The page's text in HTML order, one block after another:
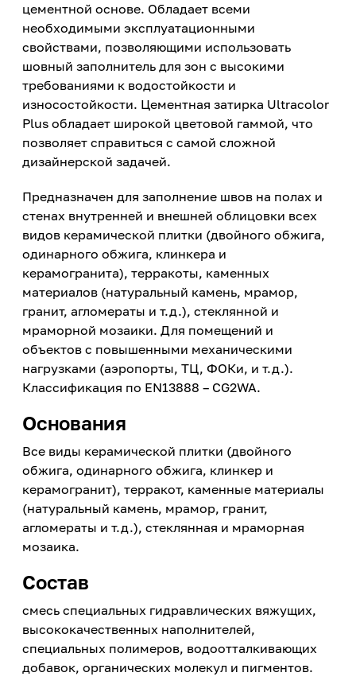
цементной основе. Обладает всеми
необходимыми эксплуатационными
свойствами, позволяющими использовать
шовный заполнитель для зон с высокими
требованиями к водостойкости и
износостойкости. Цементная затирка Ultracolor
Plus обладает широкой цветовой гаммой, что
позволяет справиться с самой сложной
дизайнерской задачей.
Предназначен для заполнение швов на полах и
стенах внутренней и внешней облицовки всех
видов керамической плитки (двойного обжига,
одинарного обжига, клинкера и
керамогранита), терракоты, каменных
материалов (натуральный камень, мрамор,
гранит, агломераты и т.д.), стеклянной и
мраморной мозаики. Для помещений и
объектов с повышенными механическими
нагрузками (аэропорты, ТЦ, ФОКи, и т.д.).
Классификация по EN13888 – СG2WA.
Основания
Все виды керамической плитки (двойного
обжига, одинарного обжига, клинкер и
керамогранит), терракот, каменные материалы
(натуральный камень, мрамор, гранит,
агломераты и т.д.), стеклянная и мраморная
мозаика.
Состав
смесь специальных гидравлических вяжущих,
высококачественных наполнителей,
специальных полимеров, водоотталкивающих
добавок, органических молекул и пигментов.